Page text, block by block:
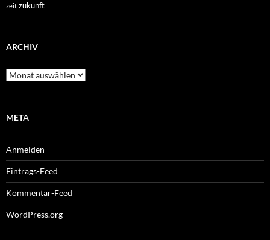
zeit zukunft
ARCHIV
Archiv
META
Anmelden
Eintrags-Feed
Kommentar-Feed
WordPress.org